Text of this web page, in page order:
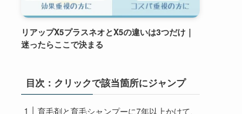
リアップX5プラスネオとX5の違いは3つだけ｜
迷ったらここで決まる
目次：クリックで該当箇所にジャンプ
育毛剤と育毛シャンプーに7年以上かけて、